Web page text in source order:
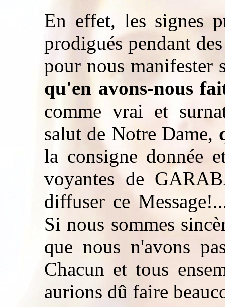
En effet, les signes
prodigués pendant
pour nous manifester
qu'en avons-nous
comme vrai et
salut de Notre Dame,
la consigne donnée
voyantes de
diffuser ce
Si nous sommes
que nous n'avons
Chacun et tous
aurions dû faire